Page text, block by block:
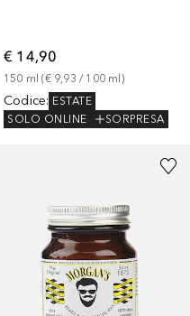
€ 14,90
150 ml (€ 9,93 / 100 ml )
Codice: ESTATE
SOLO ONLINE
SORPRESA